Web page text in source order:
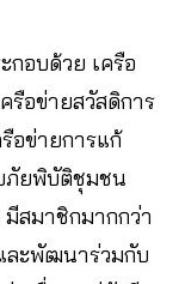
กอบด้วย เครือ
อข่ายสวัสดิการ
อข่ายการแก้
ภัยพิบัติชุมชน
มีสมาชิกมากกว่า
ะพัฒนาร่วมกับ